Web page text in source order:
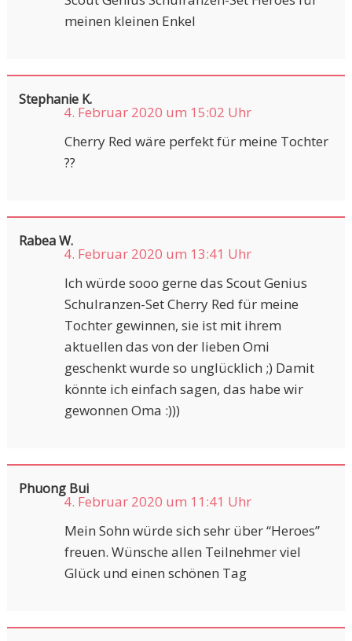
meinen kleinen Enkel
Stephanie K.
4. Februar 2020 um 15:02 Uhr
Cherry Red wäre perfekt für meine Tochter
??
Rabea W.
4. Februar 2020 um 13:41 Uhr
Ich würde sooo gerne das Scout Genius
Schulranzen-Set Cherry Red für meine
Tochter gewinnen, sie ist mit ihrem
aktuellen das von der lieben Omi
geschenkt wurde so unglücklich ;) Damit
könnte ich einfach sagen, das habe wir
gewonnen Oma :)))
Phuong Bui
4. Februar 2020 um 11:41 Uhr
Mein Sohn würde sich sehr über “Heroes”
freuen. Wünsche allen Teilnehmer viel
Glück und einen schönen Tag